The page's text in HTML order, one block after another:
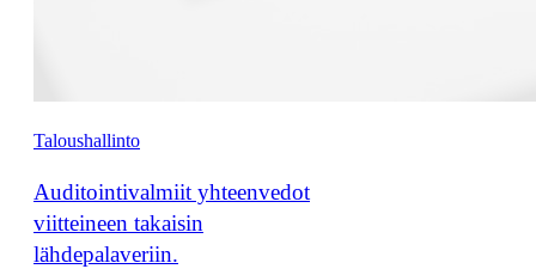
Taloushallinto
Auditointivalmiit yhteenvedot
viitteineen takaisin
lähdepalaveriin.